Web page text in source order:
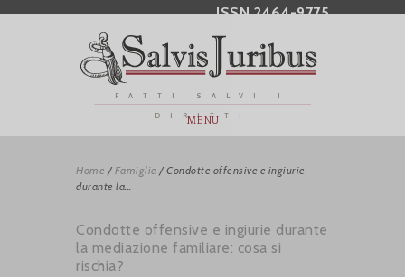
ISSN 2464-9775
FATTI SALVI I
DIRITTI
MENU
Home / Famiglia / Condotte offensive e ingiurie
durante la...
Condotte offensive e ingiurie durante
la mediazione familiare: cosa si
rischia?